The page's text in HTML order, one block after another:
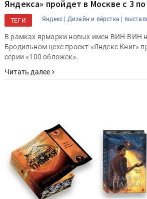
Яндекса» пройдет в Москве с 3
ТЕГИ Яндекс | Дизайн и вёрстка |
В рамках ярмарки новых имен ВИН-ВИН
Бродильном цехе проект «Яндекс Книг»
серии «100 обложек».
Читать далее